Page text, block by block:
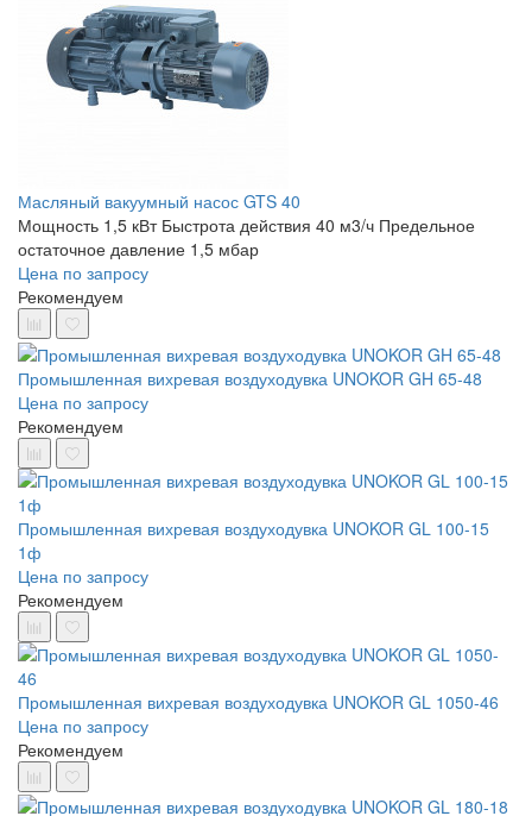
Масляный вакуумный насос GTS 40
Мощность 1,5 кВт Быстрота действия 40 м3/ч Предельное
остаточное давление 1,5 мбар
Цена по запросу
Рекомендуем
Промышленная вихревая воздуходувка UNOKOR GH 65-48
Цена по запросу
Рекомендуем
Промышленная вихревая воздуходувка UNOKOR GL 100-15
1ф
Цена по запросу
Рекомендуем
Промышленная вихревая воздуходувка UNOKOR GL 1050-46
Цена по запросу
Рекомендуем